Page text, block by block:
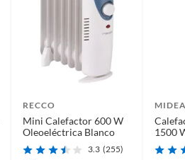
RECCO
Mini Calefactor 600 W
Oleoeléctrica Blanco
3.3 (255)
1500